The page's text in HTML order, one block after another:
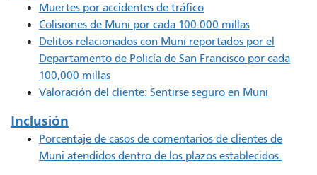
Muertes por accidentes de tráfico
Colisiones de Muni por cada 100.000 millas
Delitos relacionados con Muni reportados por el
Departamento de Policía de San Francisco por cada
100,000 millas
Valoración del cliente: Sentirse seguro en Muni
Inclusión
Porcentaje de casos de comentarios de clientes de
Muni atendidos dentro de los plazos establecidos.